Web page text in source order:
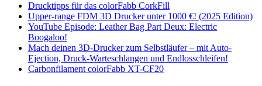
Drucktipps für das colorFabb CorkFill
Upper-range FDM 3D Drucker unter 1000 €! (2025 Edition)
YouTube Episode: Leather Bag Part Deux: Electric
Boogaloo!
Mach deinen 3D-Drucker zum Selbstläufer – mit Auto-
Ejection, Druck-Warteschlangen und Endlosschleifen!
Carbonfilament colorFabb XT-CF20